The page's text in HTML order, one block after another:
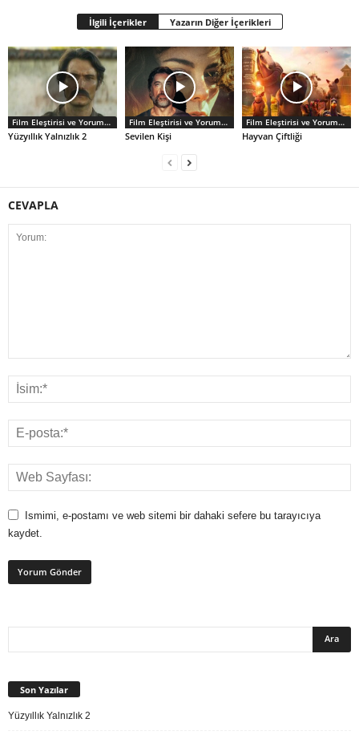
İlgili İçerikler Yazarın Diğer İçerikleri
Film Eleştirisi ve Yorumlar
Yüzyıllık Yalnızlık 2
Film Eleştirisi ve Yorumlar
Sevilen Kişi
Film Eleştirisi ve Yorumlar
Hayvan Çiftliği
CEVAPLA
Ismimi, e-postamı ve web sitemi bir dahaki sefere bu tarayıcıya
kaydet.
Son Yazılar
Yüzyıllık Yalnızlık 2